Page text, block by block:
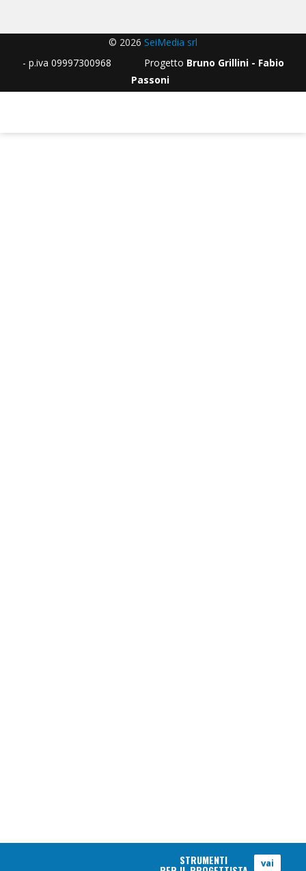
© 2026 SeiMedia srl
- p.iva 09997300968 Progetto Bruno Grillini - Fabio
Passoni
STRUMENTI vai